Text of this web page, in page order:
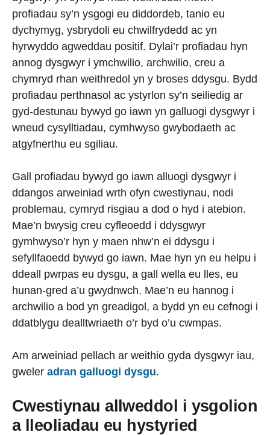
profiadau sy’n ysgogi eu diddordeb, tanio eu
dychymyg, ysbrydoli eu chwilfrydedd ac yn
hyrwyddo agweddau positif. Dylai’r profiadau hyn
annog dysgwyr i ymchwilio, archwilio, creu a
chymryd rhan weithredol yn y broses ddysgu. Bydd
profiadau perthnasol ac ystyrlon sy’n seiliedig ar
gyd-destunau bywyd go iawn yn galluogi dysgwyr i
wneud cysylltiadau, cymhwyso gwybodaeth ac
atgyfnerthu eu sgiliau.
Gall profiadau bywyd go iawn alluogi dysgwyr i
ddangos arweiniad wrth ofyn cwestiynau, nodi
problemau, cymryd risgiau a dod o hyd i atebion.
Mae’n bwysig creu cyfleoedd i ddysgwyr
gymhwyso’r hyn y maen nhw’n ei ddysgu i
sefyllfaoedd bywyd go iawn. Mae hyn yn eu helpu i
ddeall pwrpas eu dysgu, a gall wella eu lles, eu
hunan-gred a’u gwydnwch. Mae’n eu hannog i
archwilio a bod yn greadigol, a bydd yn eu cefnogi i
ddatblygu dealltwriaeth o’r byd o’u cwmpas.
Am arweiniad pellach ar weithio gyda dysgwyr iau,
gweler adran galluogi dysgu.
Cwestiynau allweddol i ysgolion
a lleoliadau eu hystyried